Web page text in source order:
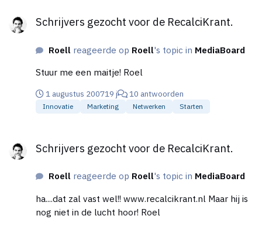
Schrijvers gezocht voor de RecalciKrant.
Roell reageerde op Roell's topic in MediaBoard
Stuur me een maitje! Roel
1 augustus 200719 j 10 antwoorden
Innovatie Marketing Netwerken Starten
Schrijvers gezocht voor de RecalciKrant.
Roell reageerde op Roell's topic in MediaBoard
ha....dat zal vast wel!! www.recalcikrant.nl Maar hij is
nog niet in de lucht hoor! Roel